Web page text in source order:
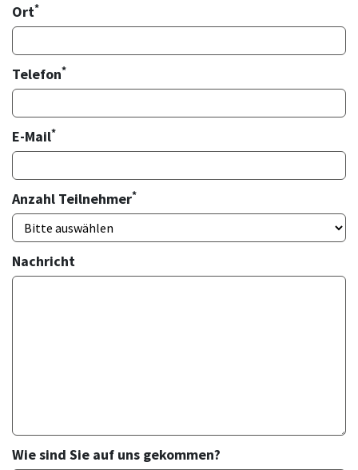
Ort*
Telefon*
E-Mail*
Anzahl Teilnehmer*
Nachricht
Wie sind Sie auf uns gekommen?